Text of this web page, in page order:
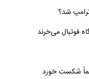
شد؟
فوتبال می‌خرند
شکست خورد